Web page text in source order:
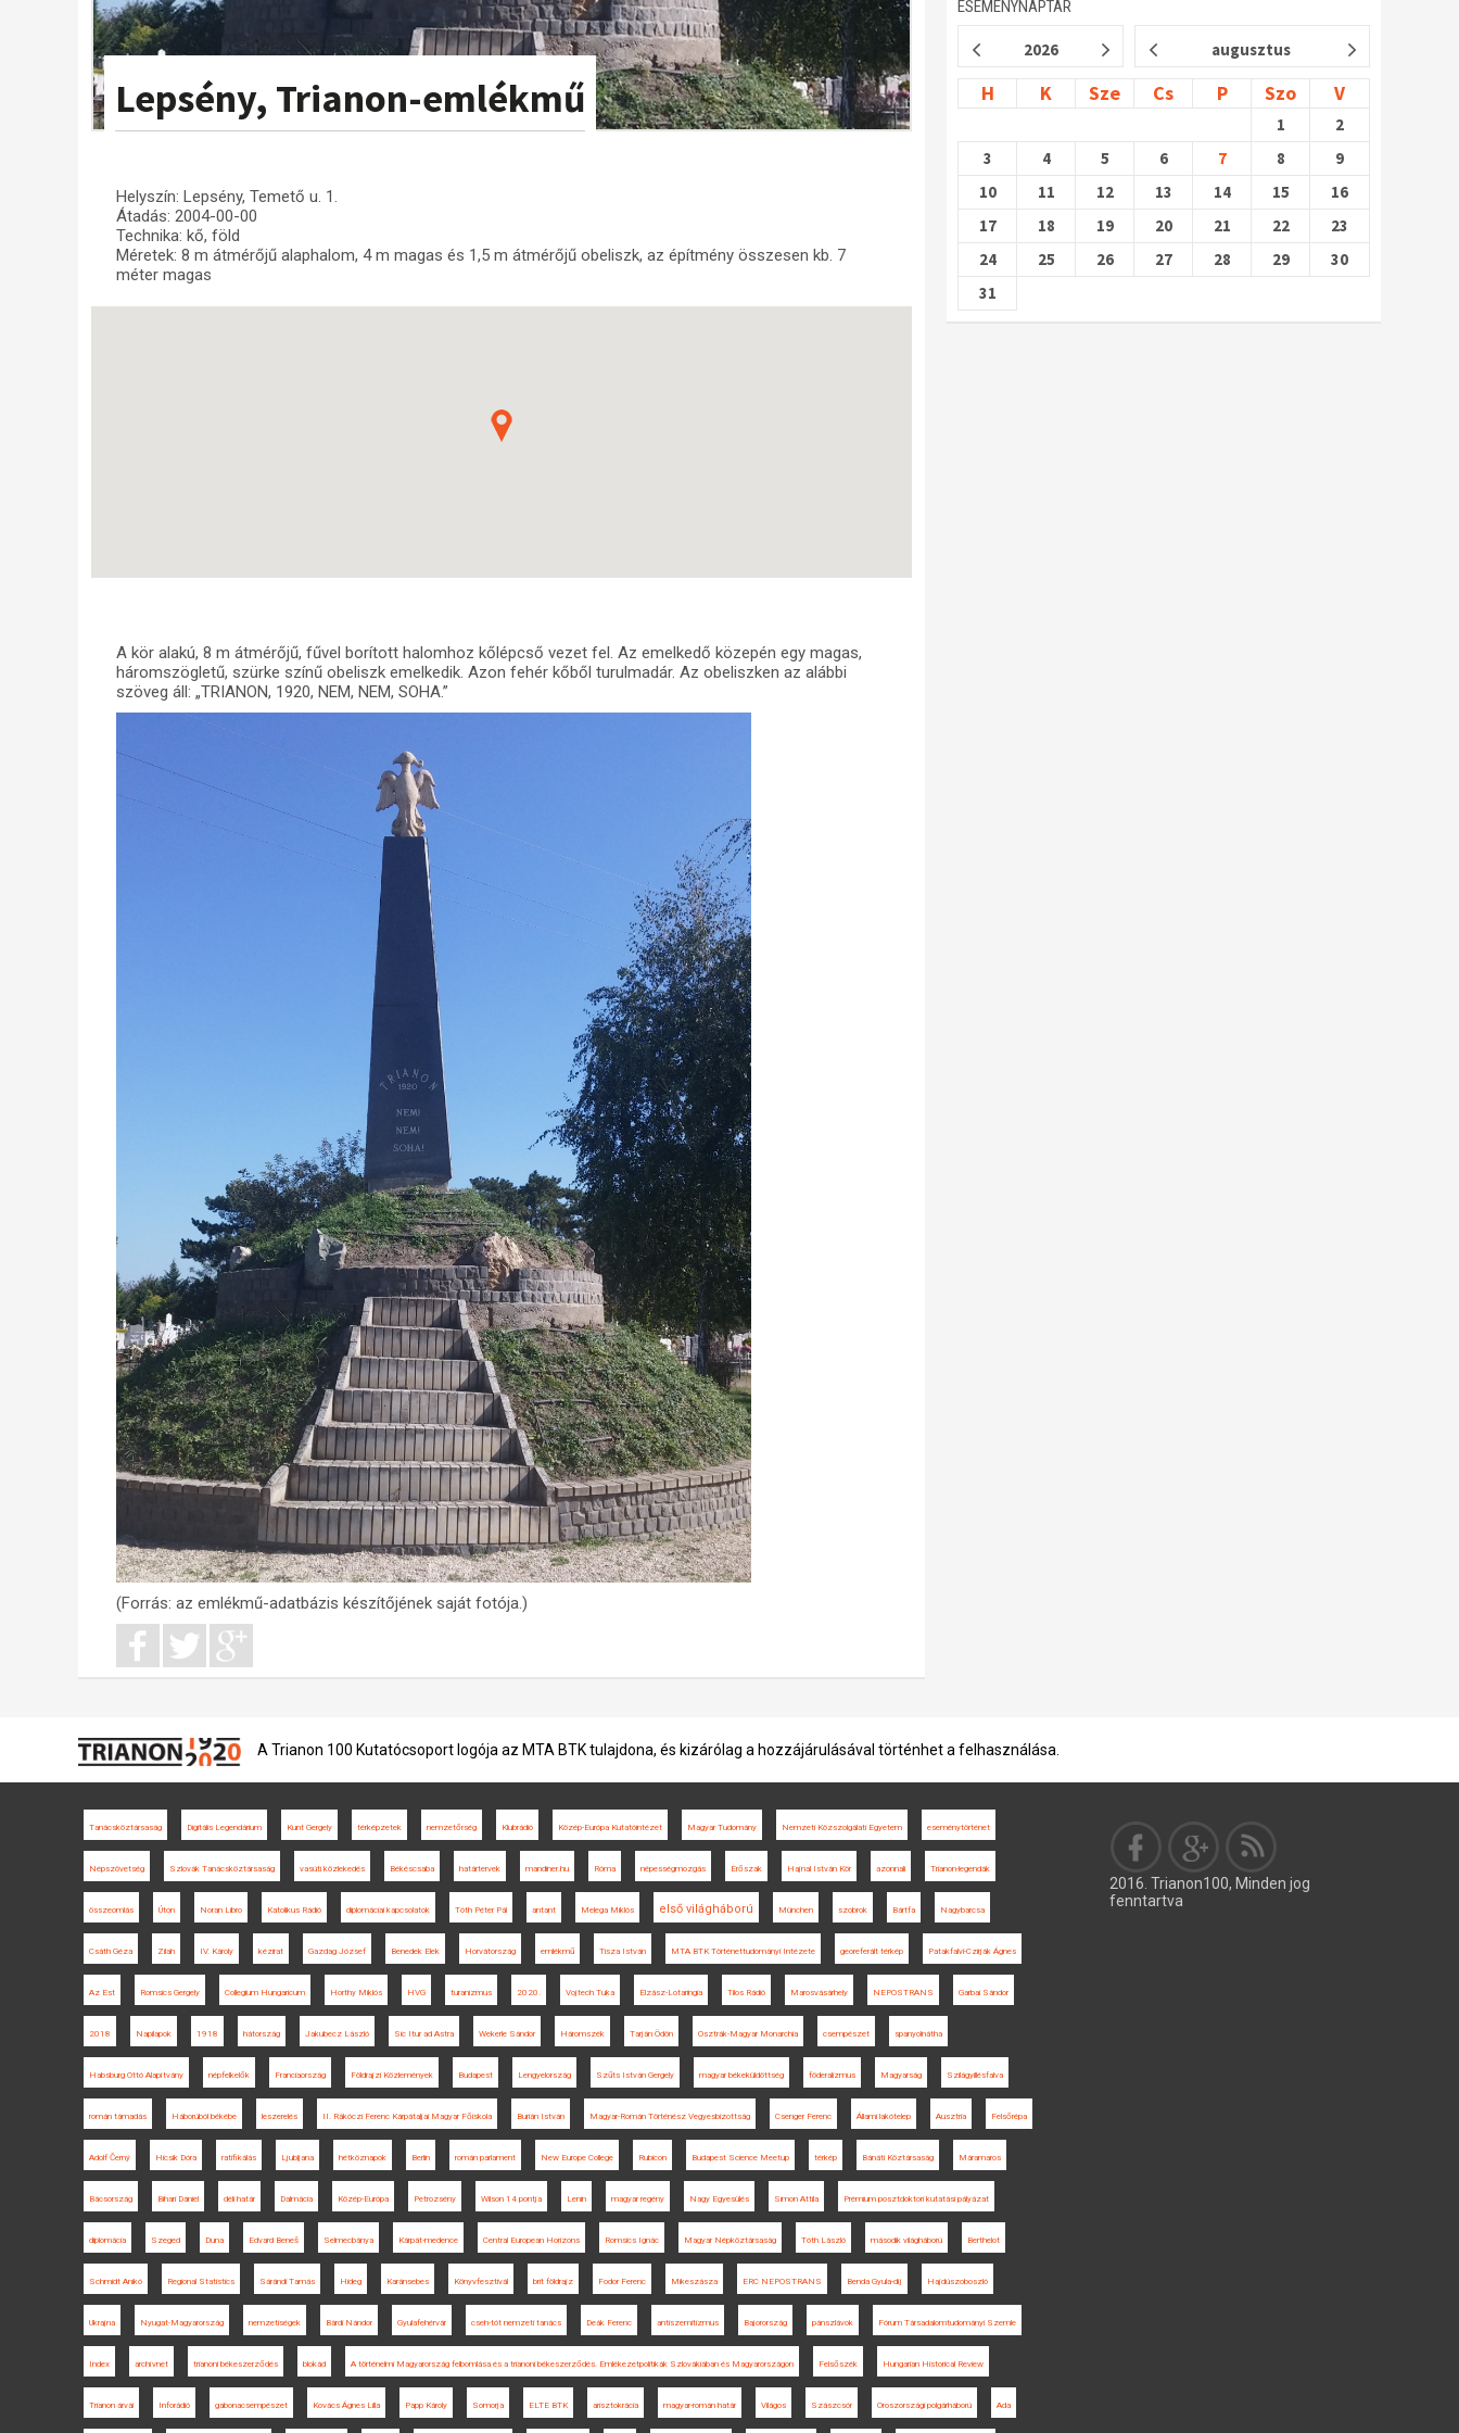
Lepsény, Trianon-emlékmű
Helyszín: Lepsény, Temető u. 1.
Átadás: 2004-00-00
Technika: kő, föld
Méretek: 8 m átmérőjű alaphalom, 4 m magas és 1,5 m átmérőjű obeliszk, az építmény összesen kb. 7
méter magas
A kör alakú, 8 m átmérőjű, fűvel borított halomhoz kőlépcső vezet fel. Az emelkedő közepén egy magas,
háromszögletű, szürke színű obeliszk emelkedik. Azon fehér kőből turulmadár. Az obeliszken az alábbi
szöveg áll: „TRIANON, 1920, NEM, NEM, SOHA.”
(Forrás: az emlékmű-adatbázis készítőjének saját fotója.)
ESEMÉNYNAPTÁR
2026 augusztus
H K Sze Cs P Szo V
1
2
3
4 5 6 7 8
9
10
11 12 13 14 15
16
17
18 19 20 21 22
23
24
25 26 27 28 29
30
31
A Trianon 100 Kutatócsoport logója az MTA BTK tulajdona, és kizárólag a hozzájárulásával történhet a felhasználása.
Tanácsköztársaság Digitális Legendárium Kunt Gergely térképzetek nemzetőrség Klubrádió Közép-Európa Kutatóintézet Magyar Tudomány Nemzeti Közszolgálati Egyetem eseménytörténet
Népszövetség Szlovák Tanácsköztársaság vasúti közlekedés Békéscsaba határtervek mandiner.hu Róma népességmozgás Erőszak Hajnal István Kör azonnali Trianon-legendák
összeomlás Úton Noran Libro Katolikus Rádió diplomáciai kapcsolatok Tóth Péter Pál antant Melega Miklós első világháború München szobrok Bártfa Nagybarcsa
Csáth Géza Zilah IV. Károly kézirat Gazdag József Benedek Elek Horvátország emlékmű Tisza István MTA BTK Történettudományi Intézete georeferált térkép Patakfalvi-Czirják Ágnes
Az Est Romsics Gergely Collegium Hungaricum Horthy Miklós HVG turanizmus 2020. Vojtech Tuka Elzász-Lotaringia Tilos Rádió Marosvásárhely NEPOSTRANS Garbai Sándor
2018 Napilapok 1918 hátország Jakubecz László Sic Itur ad Astra Wekerle Sándor Háromszék Tarján Ödön Osztrák-Magyar Monarchia csempészet spanyolnátha
Habsburg Ottó Alapítvány népfelkelők Franciaország Földrajzi Közlemények Budapest Lengyelország Szűts István Gergely magyar békeküldöttség föderalizmus Magyarság Szilágyillésfalva
román támadás Háborúból békébe leszerelés II. Rákóczi Ferenc Kárpátaljai Magyar Főiskola Burián István Magyar-Román Történész Vegyesbizottság Csenger Ferenc Állami lakótelep Ausztria Felsőrépa
Adolf Černý Hicsik Dóra ratifikálás Ljubljana hétköznapok Berlin román parlament New Europe College Rubicon Budapest Science Meetup térkép Bánáti Köztársaság Máramaros
Bácsország Bihari Dániel déli határ Dalmácia Közép-Európa Petrozsény Wilson 14 pontja Lenin magyar regény Nagy Egyesülés Simon Attila Prémium posztdoktori kutatási pályázat
diplomácia Szeged Duna Edvard Beneš Selmecbánya Kárpát-medence Central European Horizons Romsics Ignác Magyar Népköztársaság Tóth László második világháború Berthelot
Schmidt Anikó Regional Statistics Sárándi Tamás Hideg Karánsebes Könyvfesztivál brit földrajz Fodor Ferenc Mikeszásza ERC NEPOSTRANS Benda Gyula-díj Hajdúszoboszló
Ukrajna Nyugat-Magyarország nemzetiségek Bárdi Nándor Gyulafehérvár cseh-tót nemzeti tanács Deák Ferenc antiszemitizmus Bajorország pánszlávok Fórum Társadalomtudományi Szemle
Index archívnet trianoni békeszerződés blokád A történelmi Magyarország felbomlása és a trianoni békeszerződés. Emlékezetpolitikák Szlovákiában és Magyarországon Felsőszék Hungarian Historical Review
Trianon árvái Inforádió gabonacsempészet Kovács Ágnes Lilla Papp Károly Somorja ELTE BTK arisztokrácia magyar-román határ Világos Szászcsór Oroszországi polgárháború Ada
2016. Trianon100, Minden jog
fenntartva